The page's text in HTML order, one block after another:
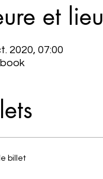
et lieu
2020, 07:00
billet